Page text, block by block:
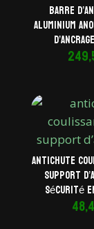
Barre
aluminium
Antichute
support
Sécurité